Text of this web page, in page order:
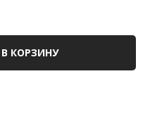
В КОРЗИНУ